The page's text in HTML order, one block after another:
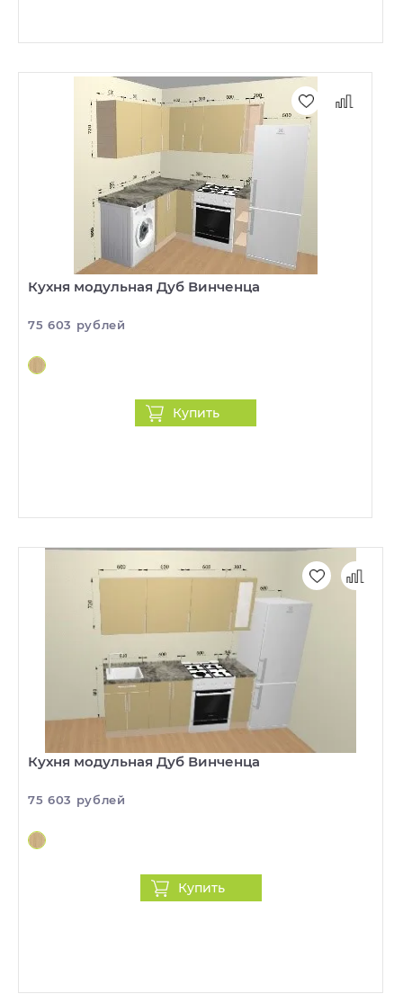
Кухня модульная Дуб Винченца
75 603 рублей
Купить
Кухня модульная Дуб Винченца
75 603 рублей
Купить